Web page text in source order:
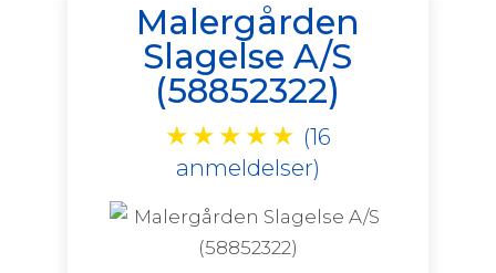
Malergården
Slagelse A/S
(58852322)
★ ★ ★ ★ ★ (16
anmeldelser)